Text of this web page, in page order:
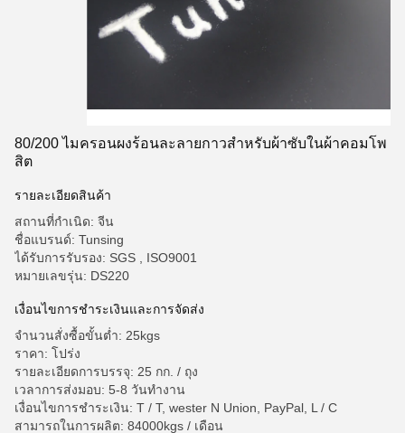
80/200 ไมครอนผงร้อนละลายกาวสำหรับผ้าซับในผ้าคอมโพ
สิต
รายละเอียดสินค้า
สถานที่กำเนิด: จีน
ชื่อแบรนด์: Tunsing
ได้รับการรับรอง: SGS , ISO9001
หมายเลขรุ่น: DS220
เงื่อนไขการชำระเงินและการจัดส่ง
จำนวนสั่งซื้อขั้นต่ำ: 25kgs
ราคา: โปร่ง
รายละเอียดการบรรจุ: 25 กก. / ถุง
เวลาการส่งมอบ: 5-8 วันทำงาน
เงื่อนไขการชำระเงิน: T / T, wester N Union, PayPal, L / C
สามารถในการผลิต: 84000kgs / เดือน